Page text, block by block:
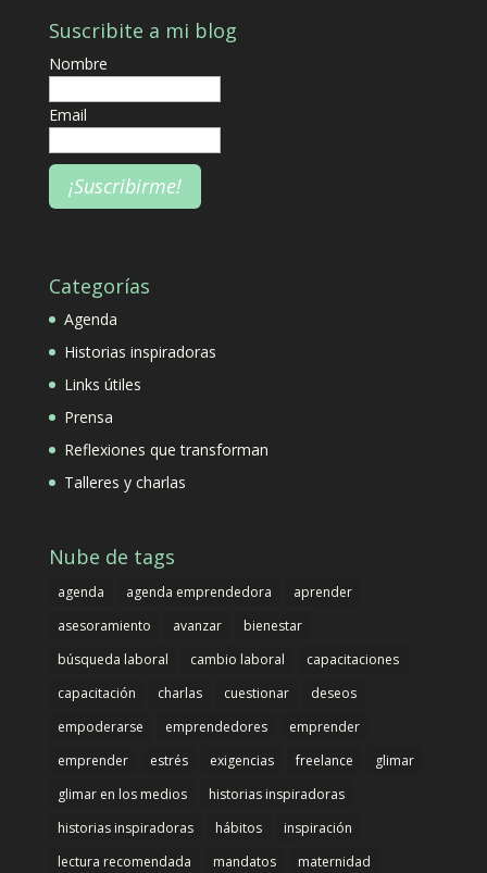
Suscribite a mi blog
Nombre
Email
Categorías
Agenda
Historias inspiradoras
Links útiles
Prensa
Reflexiones que transforman
Talleres y charlas
Nube de tags
agenda agenda emprendedora
aprender
asesoramiento
avanzar
bienestar
búsqueda laboral
cambio laboral
capacitaciones
capacitación
charlas cuestionar
deseos
empoderarse
emprendedores
emprender
emprender
estrés exigencias freelance
glimar
glimar en los medios
historias inspiradoras
historias inspiradoras
hábitos
inspiración
lectura recomendada
mandatos
maternidad